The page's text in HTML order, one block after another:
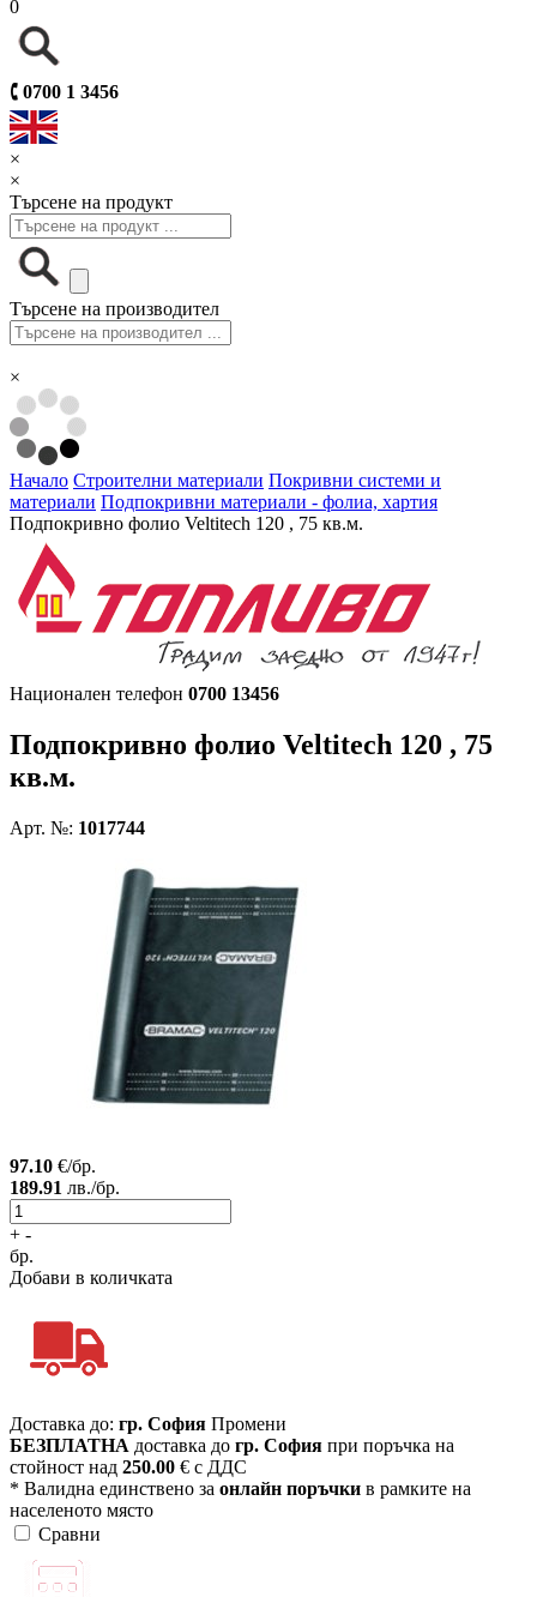
0
🕻 0700 1 3456
×
×
Търсене на продукт
Търсене на производител
×
Начало Строителни материали Покривни системи и
материали Подпокривни материали - фолиа, хартия
Подпокривно фолио Veltitech 120 , 75 кв.м.
Национален телефон 0700 13456
Подпокривно фолио Veltitech 120 , 75
кв.м.
Арт. №: 1017744
97.10 €/бр.
189.91 лв./бр.
+ -
бр.
Добави в количката
Доставка до: гр. София Промени
БЕЗПЛАТНА доставка до гр. София при поръчка на
стойност над 250.00 € с ДДС
* Валидна единствено за онлайн поръчки в рамките на
населеното място
Сравни